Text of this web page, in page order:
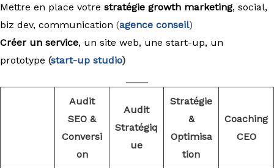
Mettre en place votre stratégie growth marketing, social,
biz dev, communication (agence conseil)
Créer un service, un site web, une start-up, un
prototype (start-up studio)
Audit
SEO &
Conversi
on
Audit
Stratégiq
ue
Stratégie
&
Optimisa
tion
Coaching
CEO